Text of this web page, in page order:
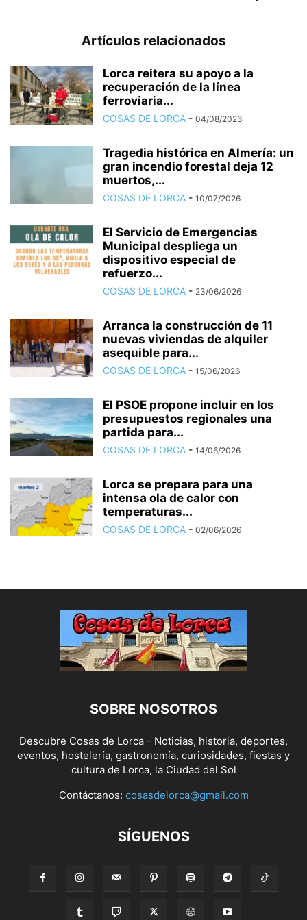
Artículos relacionados
Lorca reitera su apoyo a la
recuperación de la línea
ferroviaria...
COSAS DE LORCA - 04/08/2026
Tragedia histórica en Almería: un
gran incendio forestal deja 12
muertos,...
COSAS DE LORCA - 10/07/2026
El Servicio de Emergencias
Municipal despliega un
dispositivo especial de
refuerzo...
COSAS DE LORCA - 23/06/2026
Arranca la construcción de 11
nuevas viviendas de alquiler
asequible para...
COSAS DE LORCA - 15/06/2026
El PSOE propone incluir en los
presupuestos regionales una
partida para...
COSAS DE LORCA - 14/06/2026
Lorca se prepara para una
intensa ola de calor con
temperaturas...
COSAS DE LORCA - 02/06/2026
SOBRE NOSOTROS
Descubre Cosas de Lorca - Noticias, historia, deportes,
eventos, hostelería, gastronomía, curiosidades, fiestas y
cultura de Lorca, la Ciudad del Sol
Contáctanos: cosasdelorca@gmail.com
SÍGUENOS